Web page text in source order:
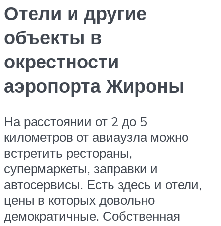
Отели и другие
объекты в
окрестности
аэропорта Жироны
На расстоянии от 2 до 5
километров от авиаузла можно
встретить рестораны,
супермаркеты, заправки и
автосервисы. Есть здесь и отели,
цены в которых довольно
демократичные. Собственная